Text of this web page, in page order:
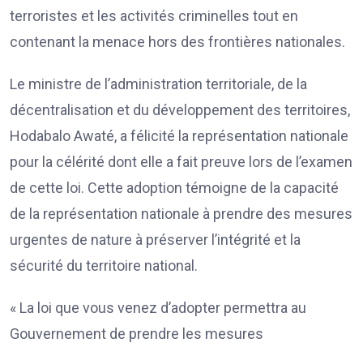
terroristes et les activités criminelles tout en
contenant la menace hors des frontières nationales.
Le ministre de l’administration territoriale, de la
décentralisation et du développement des territoires,
Hodabalo Awaté, a félicité la représentation nationale
pour la célérité dont elle a fait preuve lors de l’examen
de cette loi. Cette adoption témoigne de la capacité
de la représentation nationale à prendre des mesures
urgentes de nature à préserver l’intégrité et la
sécurité du territoire national.
« La loi que vous venez d’adopter permettra au
Gouvernement de prendre les mesures